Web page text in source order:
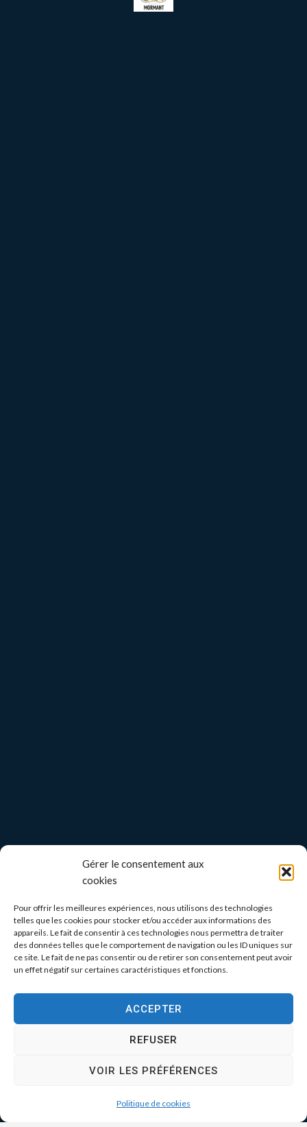
Gérer le consentement aux
cookies
Pour offrir les meilleures expériences, nous utilisons des technologies
telles que les cookies pour stocker et/ou accéder aux informations des
appareils. Le fait de consentir à ces technologies nous permettra de traiter
des données telles que le comportement de navigation ou les ID uniques sur
ce site. Le fait de ne pas consentir ou de retirer son consentement peut avoir
un effet négatif sur certaines caractéristiques et fonctions.
ACCEPTER
REFUSER
VOIR LES PRÉFÉRENCES
Politique de cookies